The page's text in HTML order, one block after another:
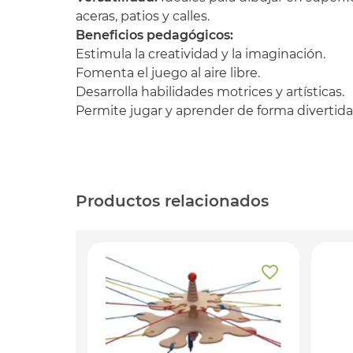
aceras, patios y calles.
Beneficios pedagógicos:
Estimula la creatividad y la imaginación.
Fomenta el juego al aire libre.
Desarrolla habilidades motrices y artísticas.
Permite jugar y aprender de forma
Productos relacionados